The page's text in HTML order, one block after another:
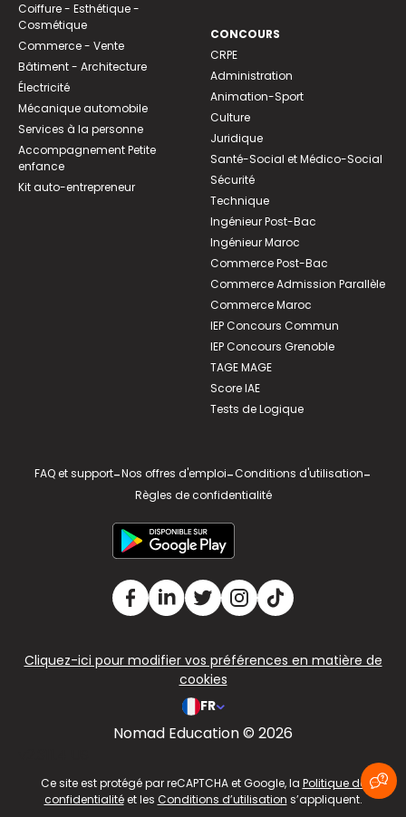
Coiffure - Esthétique -
Cosmétique
Commerce - Vente
Bâtiment - Architecture
Électricité
Mécanique automobile
Services à la personne
Accompagnement Petite
enfance
Kit auto-entrepreneur
CONCOURS
CRPE
Administration
Animation-Sport
Culture
Juridique
Santé-Social et Médico-Social
Sécurité
Technique
Ingénieur Post-Bac
Ingénieur Maroc
Commerce Post-Bac
Commerce Admission Parallèle
Commerce Maroc
IEP Concours Commun
IEP Concours Grenoble
TAGE MAGE
Score IAE
Tests de Logique
FAQ et support-Nos offres d'emploi-Conditions d'utilisation-
Règles de confidentialité
Cliquez-ici pour modifier vos préférences en matière de
cookies
FR
Nomad Education © 2026
Ce site est protégé par reCAPTCHA et Google, la Politique de
confidentialitéet les Conditions d’utilisation s’appliquent.